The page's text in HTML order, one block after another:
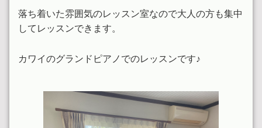
落ち着いた雰囲気のレッスン室なので大人の方も集中
してレッスンできます。
カワイのグランドピアノでのレッスンです♪